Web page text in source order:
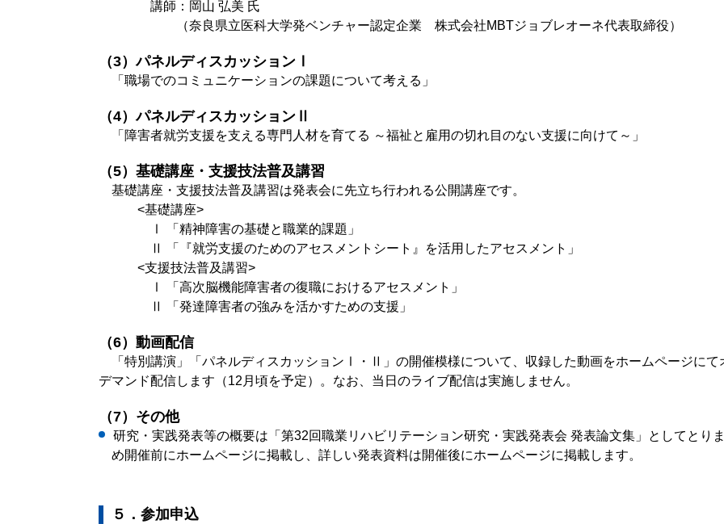
講師：岡山 弘美 氏
（奈良県立医科大学発ベンチャー認定企業 株式会社MBTジョブレオーネ代表取締役）
（3）パネルディスカッションⅠ
「職場でのコミュニケーションの課題について考える」
（4）パネルディスカッションⅡ
「障害者就労支援を支える専門人材を育てる ～福祉と雇用の切れ目のない支援に向けて～」
（5）基礎講座・支援技法普及講習
基礎講座・支援技法普及講習は発表会に先立ち行われる公開講座です。
<基礎講座>
Ⅰ 「精神障害の基礎と職業的課題」
Ⅱ 「『就労支援のためのアセスメントシート』を活用したアセスメント」
<支援技法普及講習>
Ⅰ 「高次脳機能障害者の復職におけるアセスメント」
Ⅱ 「発達障害者の強みを活かすための支援」
（6）動画配信
「特別講演」「パネルディスカッションⅠ・Ⅱ」の開催模様について、収録した動画をホームページにて
デマンド配信します（12月頃を予定）。なお、当日のライブ配信は実施しません。
（7）その他
研究・実践発表等の概要は「第32回職業リハビリテーション研究・実践発表会 発表論文集」としてとり
め開催前にホームページに掲載し、詳しい発表資料は開催後にホームページに掲載します。
５．参加申込